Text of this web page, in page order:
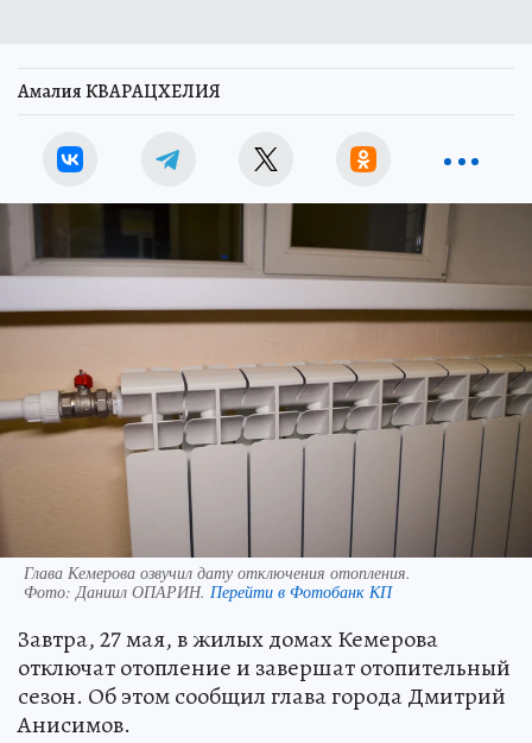
Амалия КВАРАЦХЕЛИЯ
Глава Кемерова озвучил дату отключения отопления.
Фото:Даниил ОПАРИН. Перейти в Фотобанк КП
Завтра, 27 мая, в жилых домах Кемерова
отключат отопление и завершат отопительный
сезон. Об этом сообщил глава города Дмитрий
Анисимов.